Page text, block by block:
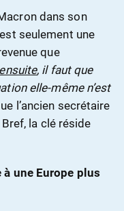
dans son
seulement une
que
ensuite, il faut que
elle-même n’est
l’ancien secrétaire
la clé réside
une Europe plus